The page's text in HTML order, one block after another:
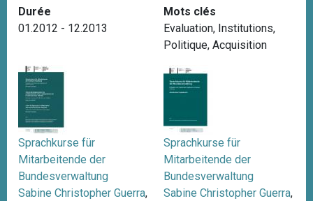
Durée
01.2012 - 12.2013
Mots clés
Evaluation, Institutions,
Politique, Acquisition
Sprachkurse für
Mitarbeitende der
Bundesverwaltung
Sabine Christopher Guerra,
Sprachkurse für
Mitarbeitende der
Bundesverwaltung
Sabine Christopher Guerra,